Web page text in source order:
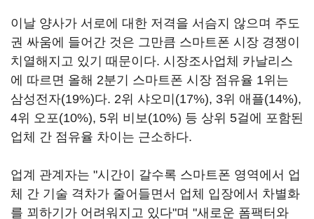
이날 양사가 서로에 대한 저격을 서슴지 않으며 주도
권 싸움에 들어간 것은 그만큼 스마트폰 시장 경쟁이
치열해지고 있기 때문이다. 시장조사업체 카날리스
에 따르면 올해 2분기 스마트폰 시장 점유율 1위는
삼성전자(19%)다. 2위 샤오미(17%), 3위 애플(14%),
4위 오포(10%), 5위 비보(10%) 등 상위 5걸에 포함된
업체 간 점유율 차이는 근소하다.
업계 관계자는 "시간이 갈수록 스마트폰 영역에서 업
체 간 기술 격차가 줄어들면서 업체 입장에서 차별화
를 꾀하기가 어려워지고 있다"며 "새로운 폼팩터와